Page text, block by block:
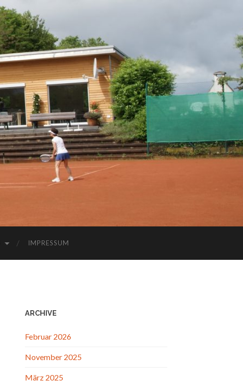
IMPRESSUM
ARCHIVE
Februar 2026
November 2025
März 2025